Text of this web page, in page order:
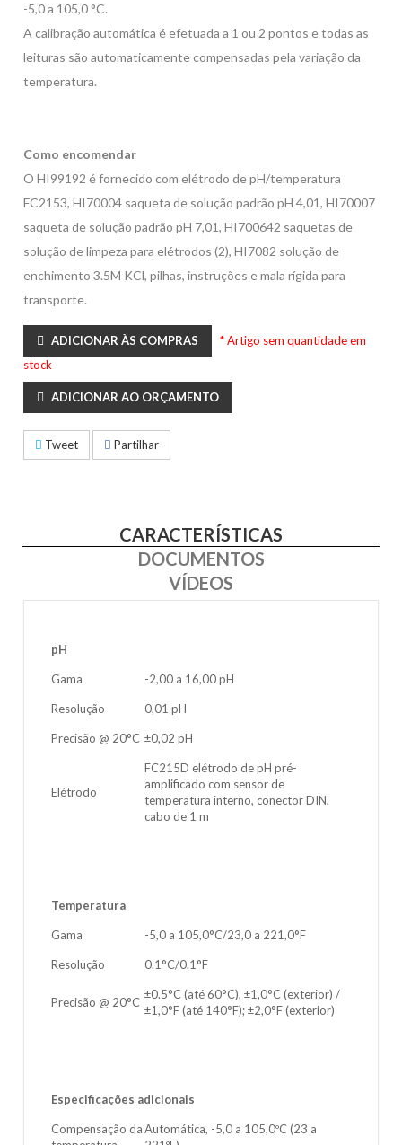
-5,0 a 105,0 °C.
A calibração automática é efetuada a 1 ou 2 pontos e todas as
leituras são automaticamente compensadas pela variação da
temperatura.
Como encomendar
O HI99192 é fornecido com elétrodo de pH/temperatura
FC2153, HI70004 saqueta de solução padrão pH 4,01, HI70007
saqueta de solução padrão pH 7,01, HI700642 saquetas de
solução de limpeza para elétrodos (2), HI7082 solução de
enchimento 3.5M KCl, pilhas, instruções e mala rígida para
transporte.
ADICIONAR ÀS COMPRAS
* Artigo sem quantidade em
stock
ADICIONAR AO ORÇAMENTO
Tweet Partilhar
CARACTERÍSTICAS
DOCUMENTOS
VÍDEOS
pH
Gama -2,00 a 16,00 pH
Resolução 0,01 pH
Precisão @ 20°C ±0,02 pH
Elétrodo
FC215D elétrodo de pH pré-
amplificado com sensor de
temperatura interno, conector DIN,
cabo de 1 m
Temperatura
Gama -5,0 a 105,0°C/23,0 a 221,0°F
Resolução 0.1°C/0.1°F
Precisão @ 20°C
±0.5°C (até 60°C), ±1,0°C (exterior) /
±1,0°F (até 140°F); ±2,0°F (exterior)
Especificações adicionais
Compensação da Automática, -5,0 a 105,0ºC (23 a